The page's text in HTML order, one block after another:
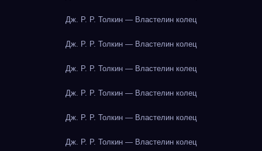
Дж. Р. Р. Толкин — Властелин колец
Дж. Р. Р. Толкин — Властелин колец
Дж. Р. Р. Толкин — Властелин колец
Дж. Р. Р. Толкин — Властелин колец
Дж. Р. Р. Толкин — Властелин колец
Дж. Р. Р. Толкин — Властелин колец